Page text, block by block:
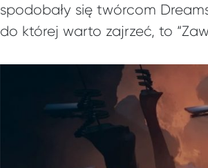
spodobały się twórcom
do której warto zajrzeć, to